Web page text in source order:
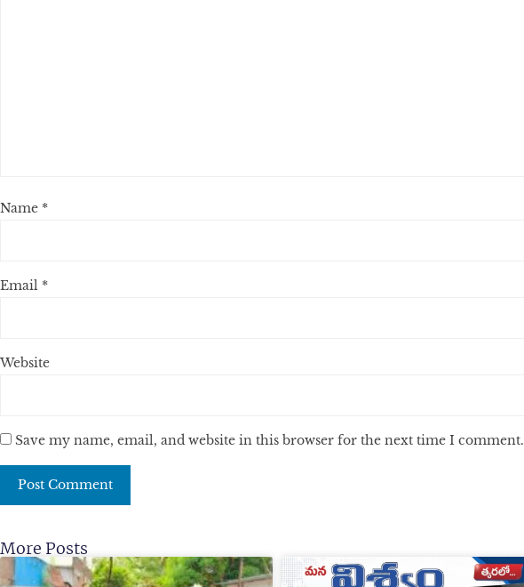
Name *
Email *
Website
Save my name, email, and website in this browser for the next time I comment.
More Posts